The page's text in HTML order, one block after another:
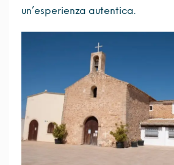
un’esperienza autentica.